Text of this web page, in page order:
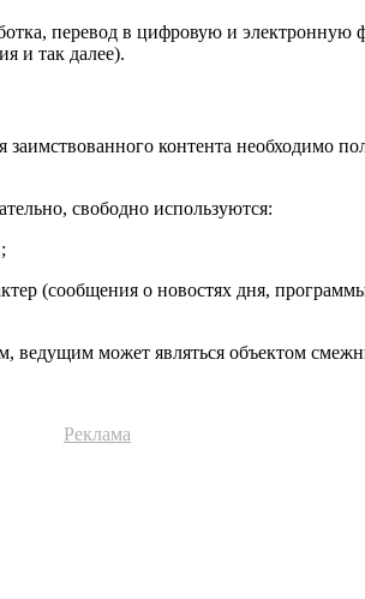
перевод в цифровую и электронную
и так далее).
контента необходимо
свободно используются:
(сообщения о новостях дня,
может являться объектом
Реклама